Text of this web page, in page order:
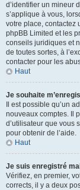
d’identifier un mineur
s’applique à vous,
votre place, contactez
phpBB Limited et les
conseils juridiques et
de toutes sortes, à
contacter pour les
Haut
Je souhaite
Il est possible qu’un
nouveaux comptes. Il
d’utilisateur que vous
pour obtenir de l’aide.
Haut
Je suis enregistré
Vérifiez, en premier,
corrects, il y a deux